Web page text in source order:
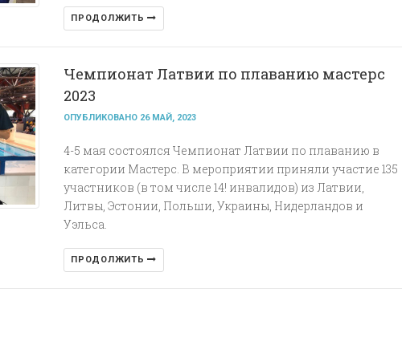
ПРОДОЛЖИТЬ
Чемпионат Латвии по плаванию мастерс
2023
ОПУБЛИКОВАНО 26 МАЙ, 2023
4-5 мая состоялся Чемпионат Латвии по плаванию в
категории Мастерс. В мероприятии приняли участие 135
участников (в том числе 14! инвалидов) из Латвии,
Литвы, Эстонии, Польши, Украины, Нидерландов и
Уэльса.
ПРОДОЛЖИТЬ